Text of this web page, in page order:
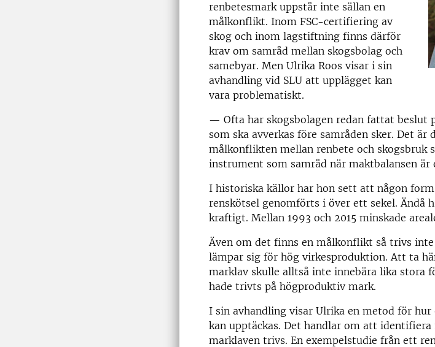
renbetesmark uppstår inte sällan en
målkonflikt. Inom FSC-certifiering av
skog och inom lagstiftning finns därför
krav om samråd mellan skogsbolag och
samebyar. Men Ulrika Roos visar i sin
avhandling vid SLU att upplägget kan
vara problematiskt.
— Ofta har skogsbolagen redan fattat beslut
som ska avverkas före samråden sker. Det
målkonflikten mellan renbete och skogsbruk
instrument som samråd när maktbalansen är
I historiska källor har hon sett att någon
renskötsel genomförts i över ett sekel. Ändå
kraftigt. Mellan 1993 och 2015 minskade
Även om det finns en målkonflikt så trivs
lämpar sig för hög virkesproduktion. Att ta
marklav skulle alltså inte innebära lika stora
hade trivts på högproduktiv mark.
I sin avhandling visar Ulrika en metod för
kan upptäckas. Det handlar om att
marklaven trivs. En exempelstudie från ett